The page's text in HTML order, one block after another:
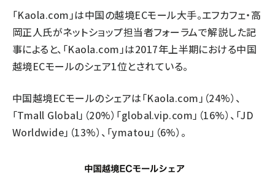
「Kaola.com」は中国の越境ECモール大手。エフカフェ・高
岡正人氏がネットショップ担当者フォーラムで解説した記
事によると、「Kaola.com」は2017年上半期における中国
越境ECモールのシェア1位とされている。
中国越境ECモールのシェアは「Kaola.com」（24%）、
「Tmall Global」（20%）「global.vip.com」（16%）、「JD
Worldwide」（13%）、「ymatou」（6%）。